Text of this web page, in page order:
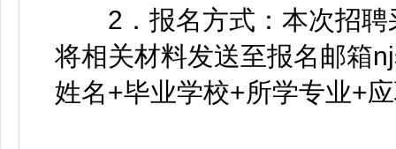
2．报名方式：本次招聘
将相关材料发送至报名邮箱
姓名+毕业学校+所学专业+